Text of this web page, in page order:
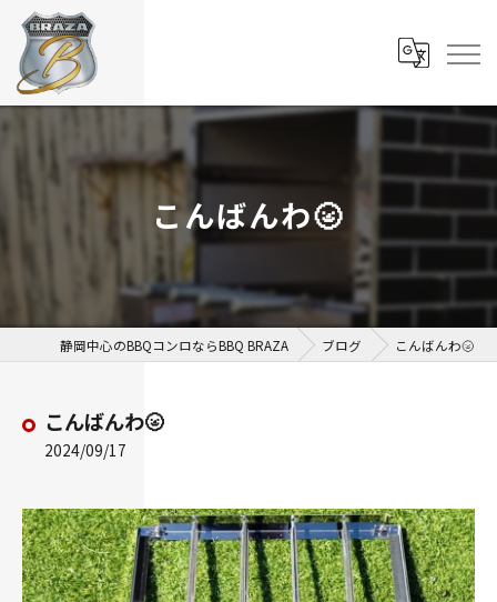
こんばんわ🌝
静岡中心のBBQコンロならBBQ BRAZA ブログ こんばんわ🌝
こんばんわ🌝
2024/09/17